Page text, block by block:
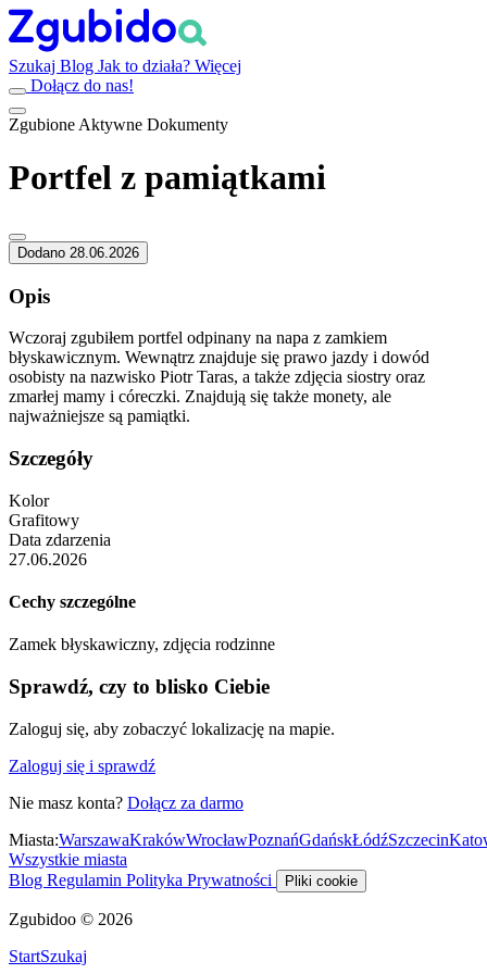
Szukaj Blog Jak to działa? Więcej
Dołącz do nas!
Zgubione Aktywne Dokumenty
Portfel z pamiątkami
Dodano 28.06.2026
Opis
Wczoraj zgubiłem portfel odpinany na napa z zamkiem
błyskawicznym. Wewnątrz znajduje się prawo jazdy i dowód
osobisty na nazwisko Piotr Taras, a także zdjęcia siostry oraz
zmarłej mamy i córeczki. Znajdują się także monety, ale
najważniejsze są pamiątki.
Szczegóły
Kolor
Grafitowy
Data zdarzenia
27.06.2026
Cechy szczególne
Zamek błyskawiczny, zdjęcia rodzinne
Sprawdź, czy to blisko Ciebie
Zaloguj się, aby zobaczyć lokalizację na mapie.
Zaloguj się i sprawdź
Nie masz konta? Dołącz za darmo
Miasta:WarszawaKrakówWrocławPoznańGdańskŁódźSzczecin
Wszystkie miasta
Blog Regulamin Polityka Prywatności Pliki cookie
Zgubidoo © 2026
StartSzukaj